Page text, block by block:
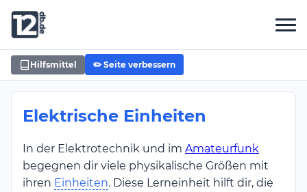
Hilfsmittel ✏️ Seite verbessern
Elektrische Einheiten
In der Elektrotechnik und im Amateurfunk
begegnen dir viele physikalische Größen mit
ihren Einheiten. Diese Lerneinheit hilft dir, die